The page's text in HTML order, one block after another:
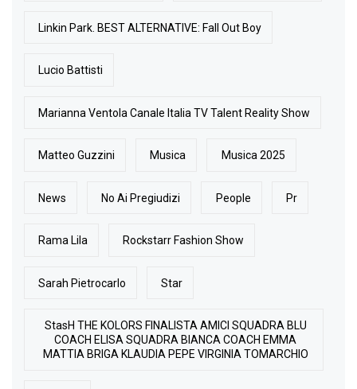
Linkin Park. BEST ALTERNATIVE: Fall Out Boy
Lucio Battisti
Marianna Ventola Canale Italia TV Talent Reality Show
Matteo Guzzini Musica Musica 2025
News No Ai Pregiudizi People Pr
Rama Lila Rockstarr Fashion Show
Sarah Pietrocarlo Star
StasH THE KOLORS FINALISTA AMICI SQUADRA BLU
COACH ELISA SQUADRA BIANCA COACH EMMA
MATTIA BRIGA KLAUDIA PEPE VIRGINIA TOMARCHIO